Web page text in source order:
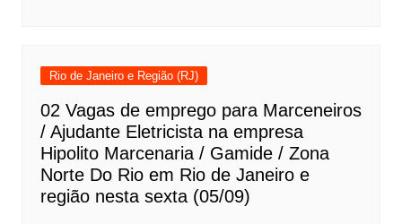
Rio de Janeiro e Região (RJ)
02 Vagas de emprego para Marceneiros
/ Ajudante Eletricista na empresa
Hipolito Marcenaria / Gamide / Zona
Norte Do Rio em Rio de Janeiro e
região nesta sexta (05/09)